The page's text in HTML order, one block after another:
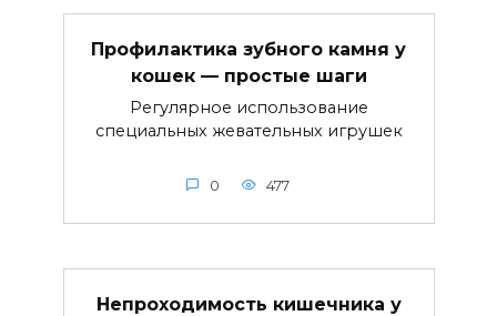
Профилактика зубного камня у
кошек — простые шаги
Регулярное использование
специальных жевательных игрушек
0 477
Непроходимость кишечника у